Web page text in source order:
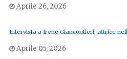
Aprile 26, 2026
Intervista a Irene Giancontieri, attrice
Aprile 05, 2026